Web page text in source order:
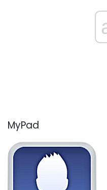
MyPad